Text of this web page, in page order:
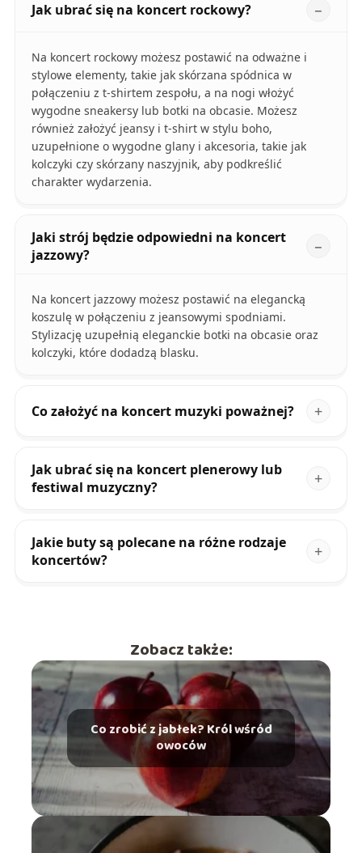
Jak ubrać się na koncert rockowy?
Na koncert rockowy możesz postawić na odważne i
stylowe elementy, takie jak skórzana spódnica w
połączeniu z t-shirtem zespołu, a na nogi włożyć
wygodne sneakersy lub botki na obcasie. Możesz
również założyć jeansy i t-shirt w stylu boho,
uzupełnione o wygodne glany i akcesoria, takie jak
kolczyki czy skórzany naszyjnik, aby podkreślić
charakter wydarzenia.
Jaki strój będzie odpowiedni na koncert
jazzowy?
Na koncert jazzowy możesz postawić na elegancką
koszulę w połączeniu z jeansowymi spodniami.
Stylizację uzupełnią eleganckie botki na obcasie oraz
kolczyki, które dodadzą blasku.
Co założyć na koncert muzyki poważnej?
Jak ubrać się na koncert plenerowy lub
festiwal muzyczny?
Jakie buty są polecane na różne rodzaje
koncertów?
Zobacz także:
Co zrobić z jabłek? Król wśród
owoców